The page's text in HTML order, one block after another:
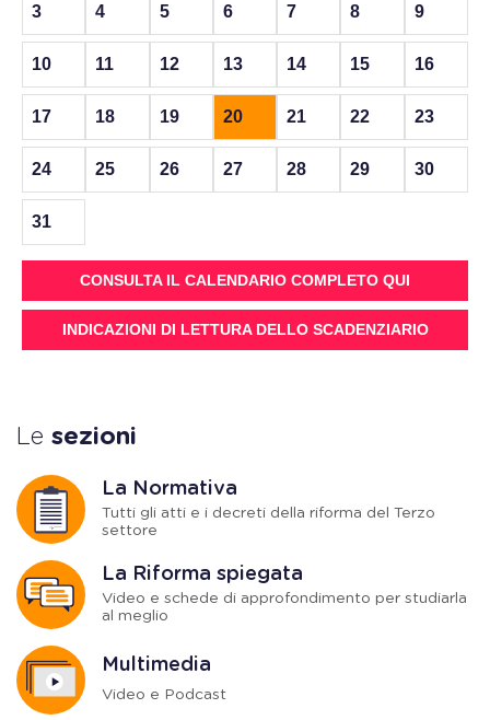
3 4 5 6 7 8 9
10 11 12 13 14 15 16
17 18 19 20 21 22 23
24 25 26 27 28 29 30
31
CONSULTA IL CALENDARIO COMPLETO QUI
INDICAZIONI DI LETTURA DELLO SCADENZIARIO
Le sezioni
La Normativa
Tutti gli atti e i decreti della riforma del Terzo
settore
La Riforma spiegata
Video e schede di approfondimento per studiarla
al meglio
Multimedia
Video e Podcast